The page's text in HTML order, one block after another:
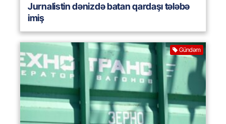
Jurnalistin dənizdə batan qardaşı tələbə
imiş
Gündəm